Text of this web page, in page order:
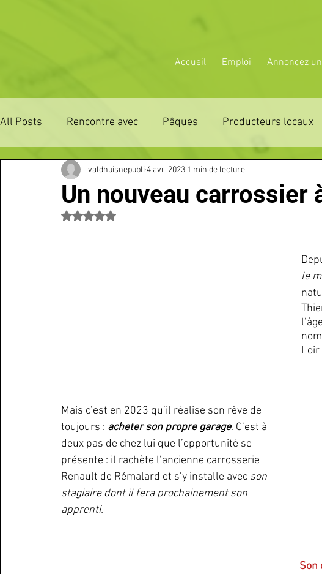
Accueil Emploi Annoncez
All Posts Rencontre avec Pâques Producteurs locaux
ZONE DE DISTRIBUTION 28 ZONE DE DISTRIBUTION 61
3 JOURS LA FERTE COMICE AGRICOLE
PETITES
Un nouveau carrossier
valdhuisnepubli 4 avr. 2023 1 min de lecture
Noté NaN étoiles sur 5.
le
Loir
Mais c’est en 2023 qu’il réalise son rêve de
toujours : acheter son propre garage. C’est à
deux pas de chez lui que l’opportunité se
présente : il rachète l’ancienne carrosserie
Renault de Rémalard et s’y installe avec son
stagiaire dont il fera prochainement son
apprenti.
Son